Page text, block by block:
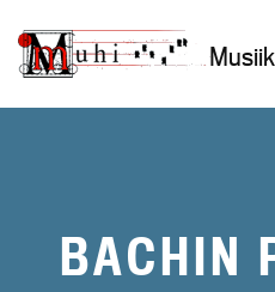
sisältöön
BACHIN